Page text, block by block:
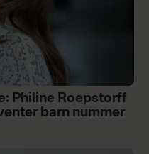
Philine Roepstorff
barn nummer